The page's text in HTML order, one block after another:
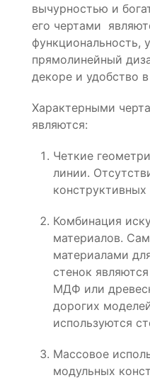
вычурностью и
его чертами
функциональность,
прямолинейный
декоре и удобство
Характерными
являются:
Четкие
линии.
конструктивных
Комбинация
материалов.
материалами
стенок
МДФ или
дорогих
используются
Массовое
модульных